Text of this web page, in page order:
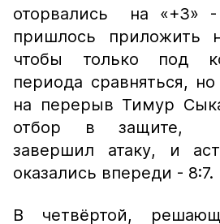
оторвались на «+3» -
пришлось приложить
чтобы только под
периода сравняться,
на перерыв Тимур
отбор в защите,
завершил атаку, и
оказались впереди - 8:7.
В четвёртой,